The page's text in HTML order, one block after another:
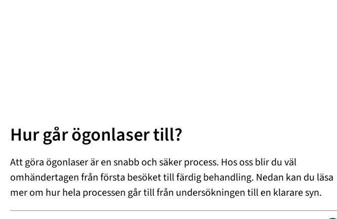
Hur går ögonlaser till?
Att göra ögonlaser är en snabb och säker process. Hos oss blir du väl
omhändertagen från första besöket till färdig behandling. Nedan kan du läsa
mer om hur hela processen går till från undersökningen till en klarare syn.